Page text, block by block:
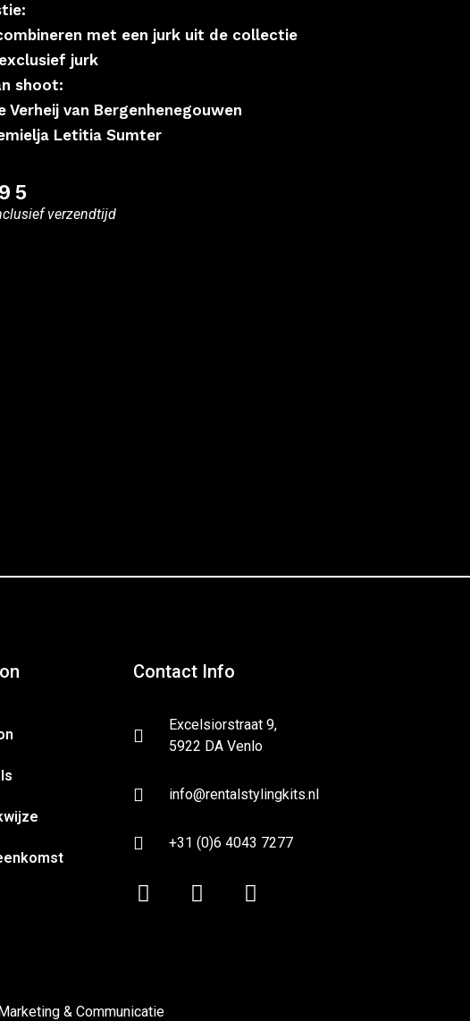
met een jurk uit de collectie
jurk
shoot:
Verheij van Bergenhenegouwen
Letitia Sumter
verzendtijd
Contact Info
Excelsiorstraat 9,
5922 DA Venlo
info@rentalstylingkits.nl
+31 (0)6 4043 7277
& Communicatie